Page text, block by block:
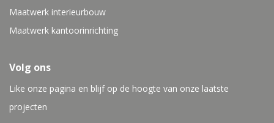
Maatwerk interieurbouw
Maatwerk kantoorinrichting
Volg ons
Like onze pagina en blijf op de hoogte van onze laatste
projecten